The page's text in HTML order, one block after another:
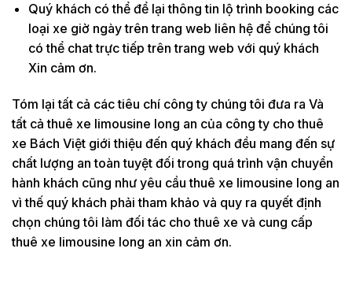
Quý khách có thể để lại thông tin lộ trình booking các
loại xe giờ ngày trên trang web liên hệ để chúng tôi
có thể chat trực tiếp trên trang web với quý khách
Xin cảm ơn.
Tóm lại tất cả các tiêu chí công ty chúng tôi đưa ra Và
tất cả thuê xe limousine long an của công ty cho thuê
xe Bách Việt giới thiệu đến quý khách đều mang đến sự
chất lượng an toàn tuyệt đối trong quá trình vận chuyển
hành khách cũng như yêu cầu thuê xe limousine long an
vì thế quý khách phải tham khảo và quy ra quyết định
chọn chúng tôi làm đối tác cho thuê xe và cung cấp
thuê xe limousine long an xin cảm ơn.